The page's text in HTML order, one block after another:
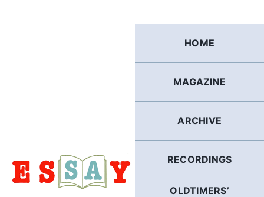
HOME
MAGAZINE
ARCHIVE
RECORDINGS
OLDTIMERS’